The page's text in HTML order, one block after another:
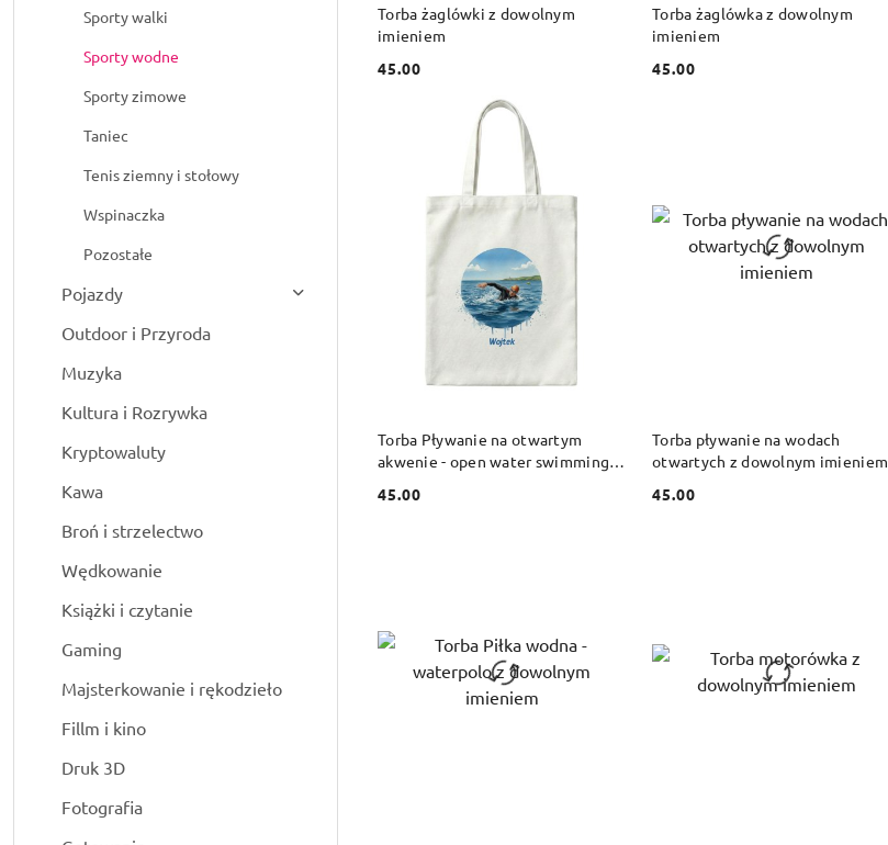
Sporty walki
Sporty wodne
Sporty zimowe
Taniec
Tenis ziemny i stołowy
Wspinaczka
Pozostałe
Pojazdy
Outdoor i Przyroda
Muzyka
Kultura i Rozrywka
Kryptowaluty
Kawa
Broń i strzelectwo
Wędkowanie
Książki i czytanie
Gaming
Majsterkowanie i rękodzieło
Fillm i kino
Druk 3D
Fotografia
Torba żaglówki z dowolnym
imieniem
Cena:
45.00
Torba żaglówka z dowolnym
imieniem
Cena:
45.00
Torba Pływanie na otwartym
akwenie - open water swimming z
Cena:
45.00
Torba pływanie na wodach
otwartych z dowolnym imieniem
Cena:
45.00